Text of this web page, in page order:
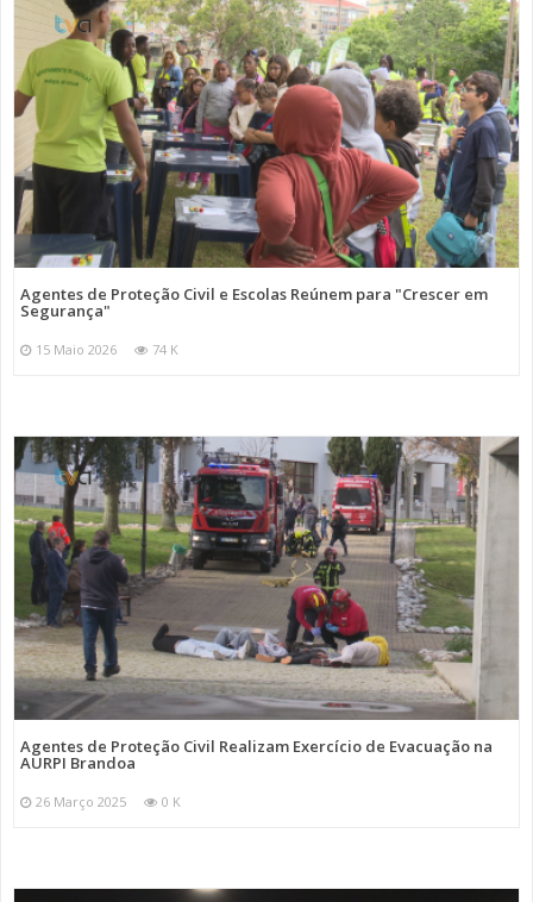
Agentes de Proteção Civil e Escolas Reúnem para "Crescer em
Segurança"
15 Maio 2026 74 K
Agentes de Proteção Civil Realizam Exercício de Evacuação na
AURPI Brandoa
26 Março 2025 0 K